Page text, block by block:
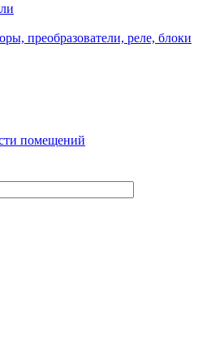
преобразователи, реле, блоки
помещений